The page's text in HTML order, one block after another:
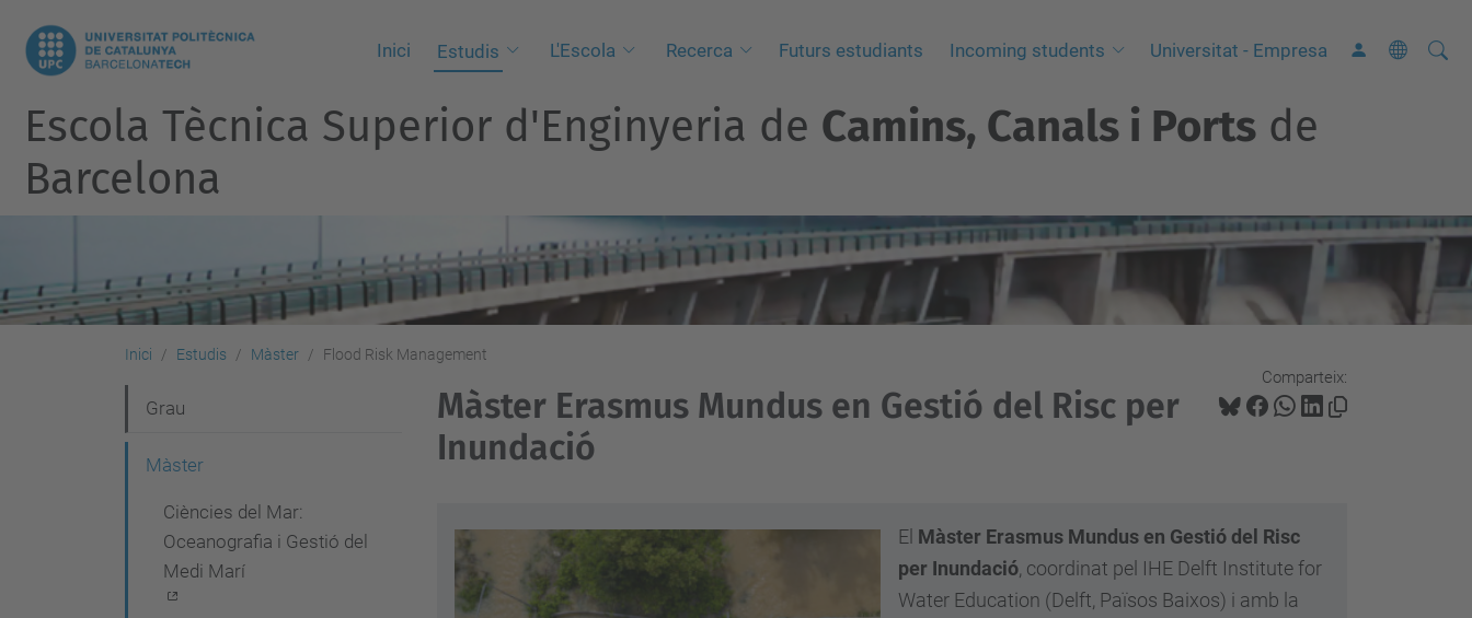
Inici Estudis L'Escola Recerca Futurs estudiants Incoming students Universitat - Empresa Cerca
C
v
a
Escola Tècnica Superior d'Enginyeria de Camins, Canals i Portsde
Barcelona
Inici Estudis Màster Flood Risk Management
Comparteix:
Màster Erasmus Mundus en Gestió del Risc per
Inundació
El Màster Erasmus Mundus en Gestió del Risc
per Inundació, coordinat pel IHE Delft Institute for
Water Education (Delft, Països Baixos) i amb la
a
Grau
Màster
Ciències del Mar:
Oceanografia i Gestió del
Medi Marí